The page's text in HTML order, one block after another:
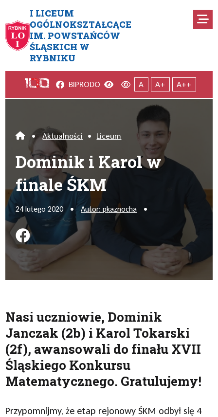
I LICEUM
OGÓLNOKSZTAŁCĄCE
IM. POWSTAŃCÓW
ŚLĄSKICH W
RYBNIKU
Dominik i Karol w finale ŚKM
Facebook
BIPRODO Wersja kontrastowa
Wersja domyślna
A A+ A++
Home
• Aktualności • Liceum
Dominik i Karol w
finale ŚKM
24 lutego 2020 • Autor: pkaznocha •
Podziel się na FB
Nasi uczniowie, Dominik
Janczak (2b) i Karol Tokarski
(2f), awansowali do finału XVII
Śląskiego Konkursu
Matematycznego. Gratulujemy!
Przypomnijmy, że etap rejonowy ŚKM odbył się 4